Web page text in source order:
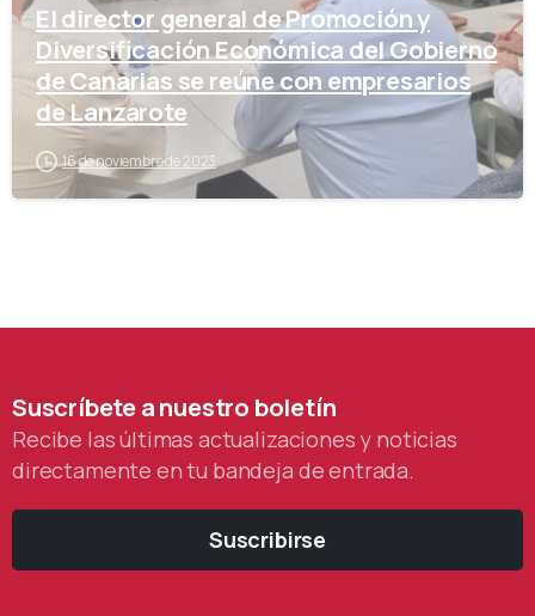
El director general de Promoción y
Diversificación Económica del Gobierno
de Canarias se reúne con empresarios
de Lanzarote
16 de noviembre de 2023
Suscríbeteanuestro boletín
Recibe las últimas actualizaciones y noticias
directamente en tu bandeja de entrada.
Suscribirse